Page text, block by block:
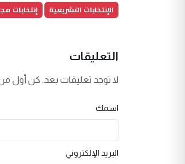
الإنتخابات التشريعية
إنتخابات
التعليقات
لا توجد تعليقات بعد. كن أول
اسمك
البريد الإلكتروني